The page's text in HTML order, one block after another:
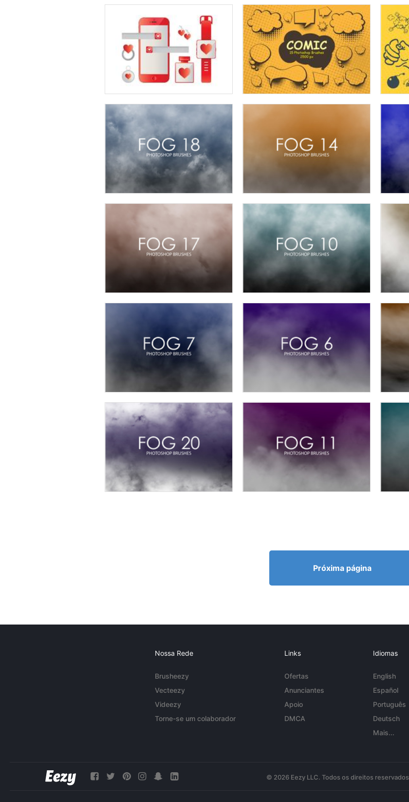
Próxima página
Nossa Rede
Brusheezy
Vecteezy
Videezy
Torne-se um colaborador
Links
Ofertas
Anunciantes
Apoio
DMCA
Idiomas
English
Español
Português
Deutsch
Mais...
© 2026 Eezy LLC. Todos os direitos reservados